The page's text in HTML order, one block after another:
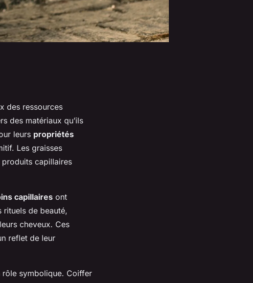
des ressources
des matériaux qu’ils
leurs propriétés
Les graisses
produits capillaires
capillaires ont
rituels de beauté,
cheveux. Ces
reflet de leur
rôle symbolique. Coiffer